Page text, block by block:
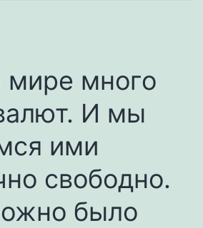
много
И мы
ими
свободно.
было